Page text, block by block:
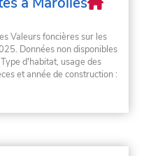
Valeurs foncières sur les
Données non disponibles
d'habitat, usage des
et année de construction :